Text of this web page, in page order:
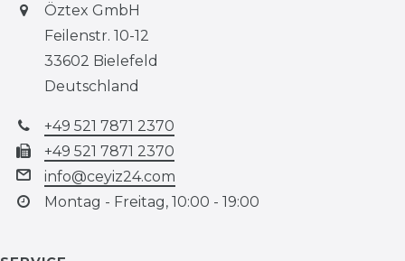
Öztex GmbH
Feilenstr. 10-12
33602 Bielefeld
Deutschland
+49 521 7871 2370
+49 521 7871 2370
info@ceyiz24.com
Montag - Freitag, 10:00 - 19:00